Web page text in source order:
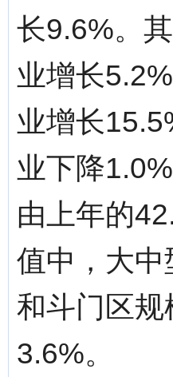
长9.6%。
业增长
业增长
业下降
由上年的
值中，大
和斗门区
3.6%。